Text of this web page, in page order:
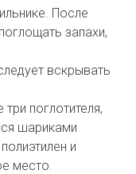
После
запахи,
вскрывать
поглотителя,
шариками
и
место.